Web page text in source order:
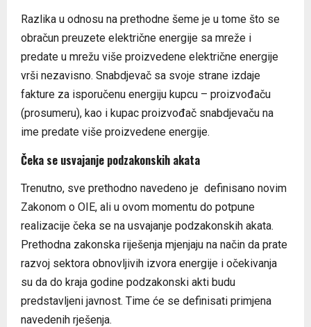
Razlika u odnosu na prethodne šeme je u tome što se
obračun preuzete električne energije sa mreže i
predate u mrežu više proizvedene električne energije
vrši nezavisno. Snabdjevač sa svoje strane izdaje
fakture za isporučenu energiju kupcu – proizvođaču
(prosumeru), kao i kupac proizvođač snabdjevaču na
ime predate više proizvedene energije.
Čeka se usvajanje podzakonskih akata
Trenutno, sve prethodno navedeno je definisano novim
Zakonom o OIE, ali u ovom momentu do potpune
realizacije čeka se na usvajanje podzakonskih akata.
Prethodna zakonska riješenja mjenjaju na način da prate
razvoj sektora obnovljivih izvora energije i očekivanja
su da do kraja godine podzakonski akti budu
predstavljeni javnost. Time će se definisati primjena
navedenih rješenja.